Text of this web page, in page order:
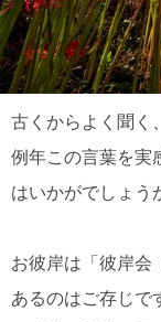
古くからよく聞く
例年この言葉を実
はいかがでしょう
お彼岸は「彼岸会
あるのはご存じで